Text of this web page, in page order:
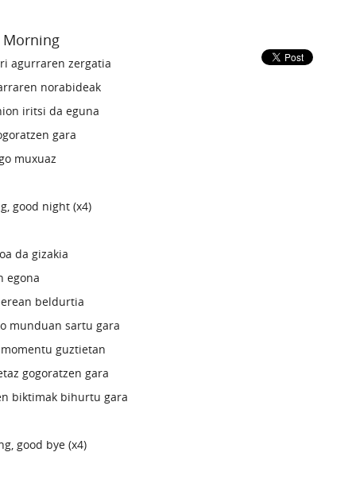
Morning
agurraren zergatia
norabideak
iritsi da eguna
gara
muxuaz
good night (x4)
da gizakia
egona
beldurtia
munduan sartu gara
guztietan
gogoratzen gara
biktimak bihurtu gara
good bye (x4)